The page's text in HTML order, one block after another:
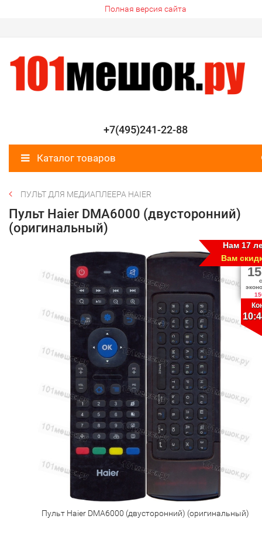
Полная версия сайта
+7(495)241-22-88
Каталог товаров
ПУЛЬТ ДЛЯ МЕДИАПЛЕЕРА HAIER
Пульт Haier DMA6000 (двусторонний)
(оригинальный)
Пульт Haier DMA6000 (двусторонний) (оригинальный)
Нам 17
Вам
15